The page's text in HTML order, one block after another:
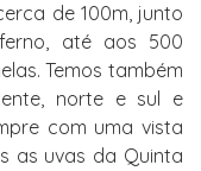
de 100m, junto
até aos 500
Temos também
norte e sul e
com uma vista
as uvas da Quinta